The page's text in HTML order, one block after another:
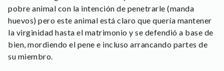
pobre animal con la intención de penetrarle (manda
huevos) pero este animal está claro que quería mantener
la virginidad hasta el matrimonio y se defendió a base de
bien, mordiendo el pene e incluso arrancando partes de
su miembro.